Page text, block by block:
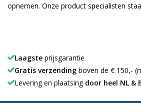
opnemen. Onze product specialisten
Laagste prijsgarantie
Gratis verzending boven de € 150,-
Levering en plaatsing door heel NL &